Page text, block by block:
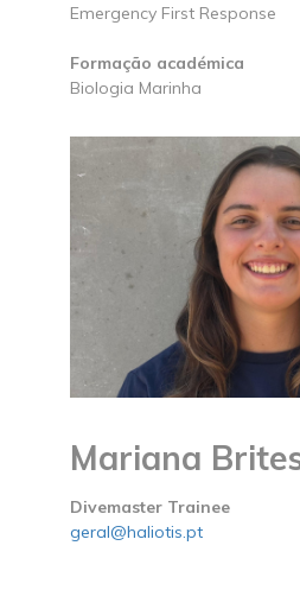
Emergency First Response
Formação académica
Biologia Marinha
Mariana
Divemaster Trainee
geral@haliotis.pt